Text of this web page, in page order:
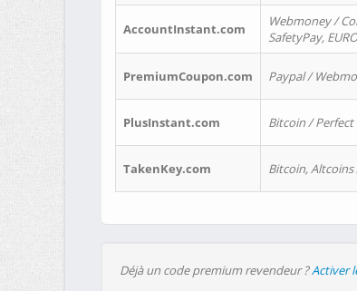
AccountInstant.com
Webmoney /
SafetyPay,
PremiumCoupon.com Paypal /
PlusInstant.com Bitcoin / Perfect
TakenKey.com Bitcoin, Altcoins
Déjà un code premium revendeur ?Activer